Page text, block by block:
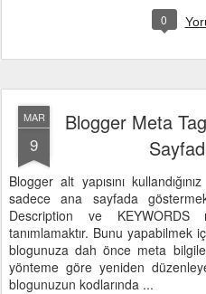
0
MAR
9
Blogger Meta
Blogger alt yapısını
sadece ana sayfada
Description ve
tanımlamaktır. Bunu yapabilmek
blogunuza dah önce meta
yönteme göre yeniden
blogunuzun kodlarında ...